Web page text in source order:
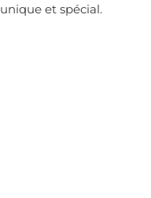
et spécial.